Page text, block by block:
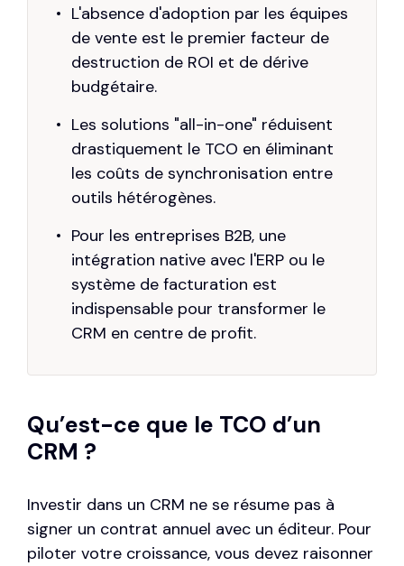
L'absence d'adoption par les équipes
de vente est le premier facteur de
destruction de ROI et de dérive
budgétaire.
Les solutions "all-in-one" réduisent
drastiquement le TCO en éliminant
les coûts de synchronisation entre
outils hétérogènes.
Pour les entreprises B2B, une
intégration native avec l'ERP ou le
système de facturation est
indispensable pour transformer le
CRM en centre de profit.
Qu’est-ce que le TCO d’un
CRM ?
Investir dans un CRM ne se résume pas à
signer un contrat annuel avec un éditeur. Pour
piloter votre croissance, vous devez raisonner